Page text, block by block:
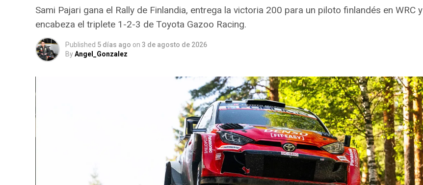
Sami Pajari gana el Rally de Finlandia, entrega la victoria 200 para un piloto finlandés en WRC y
encabeza el triplete 1-2-3 de Toyota Gazoo Racing.
Published 5 días ago on 3 de agosto de 2026
ByAngel_Gonzalez